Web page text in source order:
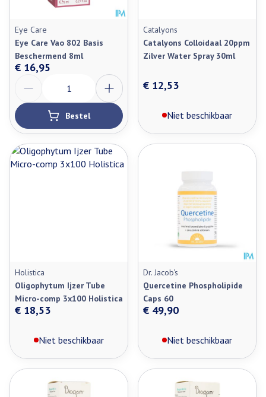
Eye Care
Eye Care Vao 802 Basis
Beschermend 8ml
€ 16,95
Bestel
Catalyons
Catalyons Colloidaal 20ppm
Zilver Water Spray 30ml
€ 12,53
Niet beschikbaar
Holistica
Oligophytum Ijzer Tube
Micro-comp 3x100 Holistica
€ 18,53
Niet beschikbaar
Dr. Jacob's
Quercetine Phospholipide
Caps 60
€ 49,90
Niet beschikbaar